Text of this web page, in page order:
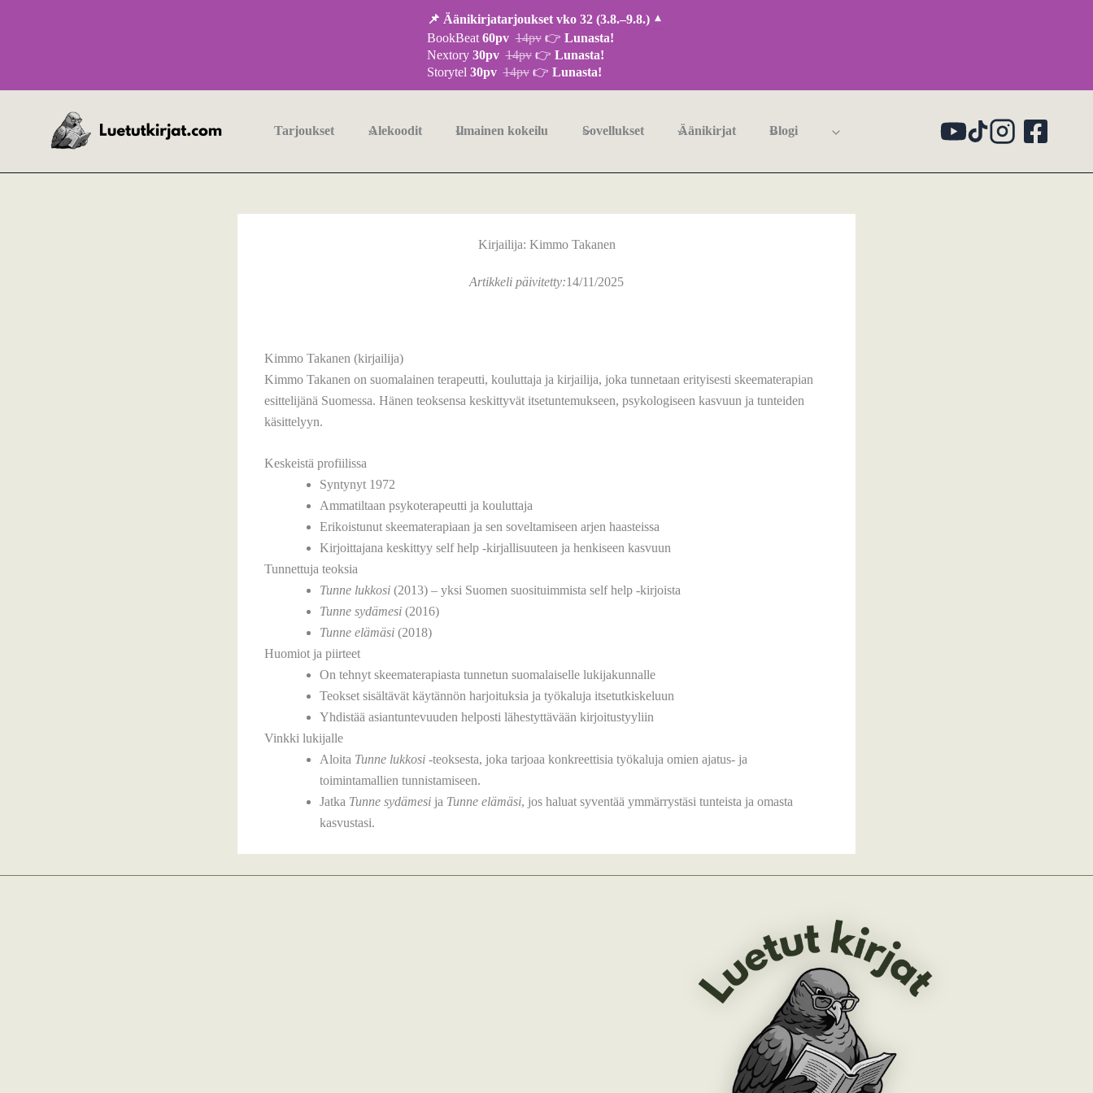
📌 Äänikirjatarjoukset vko 32 (3.8.–9.8.) ▾
BookBeat 60pv 14pv 👉 Lunasta!
Nextory 30pv 14pv 👉 Lunasta!
Storytel 30pv 14pv 👉 Lunasta!
Tarjoukset Alekoodit Ilmainen kokeilu Sovellukset Äänikirjat Blogi
Kirjailija: Kimmo Takanen
Artikkeli päivitetty:14/11/2025
Kimmo Takanen (kirjailija)
Kimmo Takanen on suomalainen terapeutti, kouluttaja ja kirjailija, joka tunnetaan erityisesti skeematerapian
esittelijänä Suomessa. Hänen teoksensa keskittyvät itsetuntemukseen, psykologiseen kasvuun ja tunteiden
käsittelyyn.
Keskeistä profiilissa
Syntynyt 1972
Ammatiltaan psykoterapeutti ja kouluttaja
Erikoistunut skeematerapiaan ja sen soveltamiseen arjen haasteissa
Kirjoittajana keskittyy self help -kirjallisuuteen ja henkiseen kasvuun
Tunnettuja teoksia
Tunne lukkosi (2013) – yksi Suomen suosituimmista self help -kirjoista
Tunne sydämesi (2016)
Tunne elämäsi (2018)
Huomiot ja piirteet
On tehnyt skeematerapiasta tunnetun suomalaiselle lukijakunnalle
Teokset sisältävät käytännön harjoituksia ja työkaluja itsetutkiskeluun
Yhdistää asiantuntevuuden helposti lähestyttävään kirjoitustyyliin
Vinkki lukijalle
Aloita Tunne lukkosi -teoksesta, joka tarjoaa konkreettisia työkaluja omien ajatus- ja
toimintamallien tunnistamiseen.
Jatka Tunne sydämesi ja Tunne elämäsi, jos haluat syventää ymmärrystäsi tunteista ja omasta
kasvustasi.